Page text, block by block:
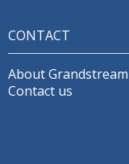
CONTACT
About Grandstream
Contact us